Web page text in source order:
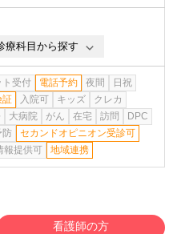
療科目から探す
ト受付 電話予約 夜間
日祝
証 入院可 キッズ
クレカ
大病院 がん 在宅 訪問
DPC
防
セカンドオピニオン受診可
報提供可
地域連携
看護師の方